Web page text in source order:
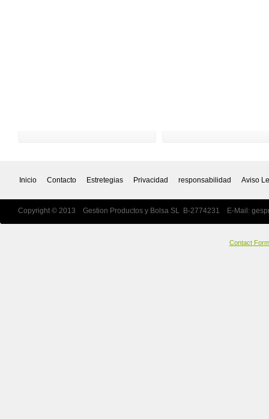
Inicio Contacto Estretegias Privacidad responsabilidad Aviso
Copyright © 2013 Gestion Productos y Bolsa SL B-2774231 E-Mail:
Contact Form